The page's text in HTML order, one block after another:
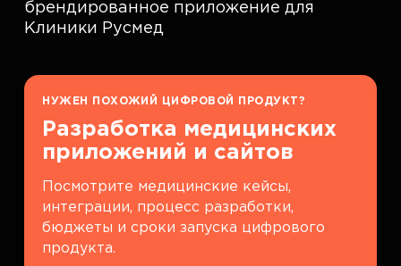
брендированное приложение для
Клиники Русмед
НУЖЕН ПОХОЖИЙ ЦИФРОВОЙ ПРОДУКТ?
Разработка медицинских
приложений и сайтов
Посмотрите медицинские кейсы,
интеграции, процесс разработки,
бюджеты и сроки запуска цифрового
продукта.